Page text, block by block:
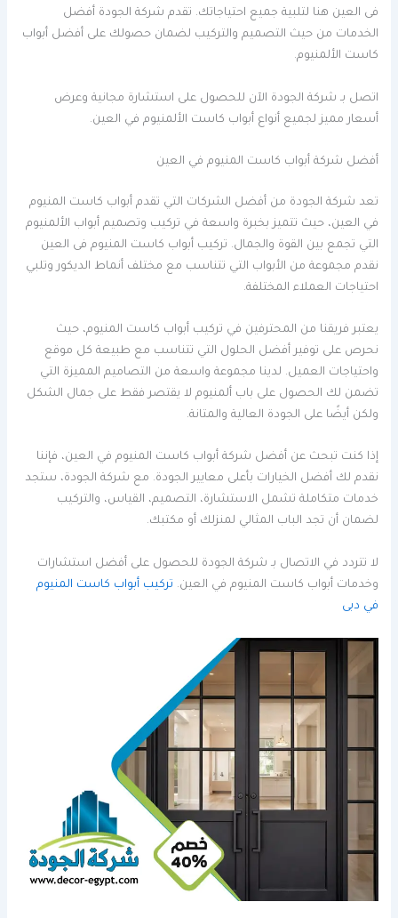
فى العين هنا لتلبية جميع احتياجاتك. تقدم شركة الجودة أفضل
الخدمات من حيث التصميم والتركيب لضمان حصولك على أفضل أبواب
كاست الألمنيوم.
اتصل بـ شركة الجودة الآن للحصول على استشارة مجانية وعرض
أسعار مميز لجميع أنواع أبواب كاست الألمنيوم في العين.
أفضل شركة أبواب كاست المنيوم في العين
تعد شركة الجودة من أفضل الشركات التي تقدم أبواب كاست المنيوم
في العين، حيث تتميز بخبرة واسعة في تركيب وتصميم أبواب الألمنيوم
التي تجمع بين القوة والجمال. تركيب أبواب كاست المنيوم فى العين
نقدم مجموعة من الأبواب التي تتناسب مع مختلف أنماط الديكور وتلبي
احتياجات العملاء المختلفة.
يعتبر فريقنا من المحترفين في تركيب أبواب كاست المنيوم، حيث
نحرص على توفير أفضل الحلول التي تتناسب مع طبيعة كل موقع
واحتياجات العميل. لدينا مجموعة واسعة من التصاميم المميزة التي
تضمن لك الحصول على باب ألمنيوم لا يقتصر فقط على جمال الشكل
ولكن أيضًا على الجودة العالية والمتانة.
إذا كنت تبحث عن أفضل شركة أبواب كاست المنيوم في العين، فإننا
نقدم لك أفضل الخيارات بأعلى معايير الجودة. مع شركة الجودة، ستجد
خدمات متكاملة تشمل الاستشارة، التصميم، القياس، والتركيب
لضمان أن تجد الباب المثالي لمنزلك أو مكتبك.
لا تتردد في الاتصال بـ شركة الجودة للحصول على أفضل استشارات
وخدمات أبواب كاست المنيوم في العين. تركيب أبواب كاست المنيوم
في دبى